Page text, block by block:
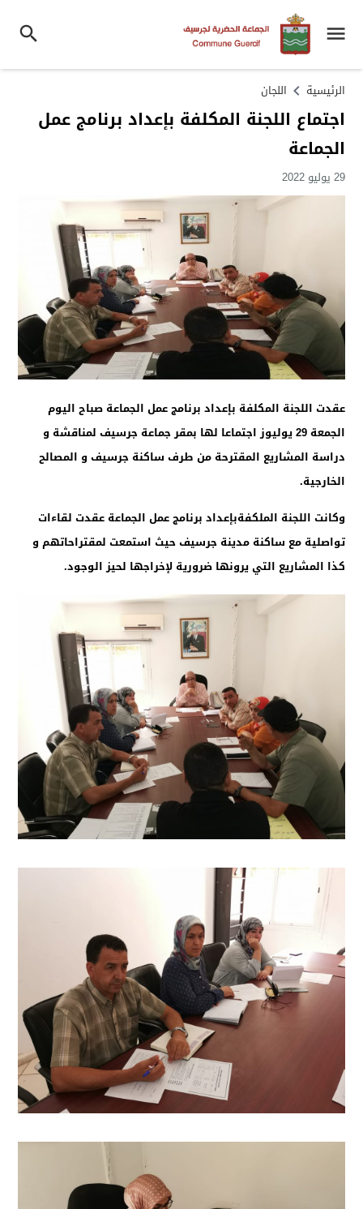
الرئيسية اللجان
اجتماع اللجنة المكلفة بإعداد برنامج عمل
الجماعة
29 يوليو 2022
عقدت اللجنة المكلفة بإعداد برنامج عمل الجماعة صباح اليوم
الجمعة 29 يوليوز اجتماعا لها بمقر جماعة جرسيف لمناقشة و
دراسة المشاريع المقترحة من طرف ساكنة جرسيف و المصالح
الخارجية.
وكانت اللجنة الملكفةبإعداد برنامج عمل الجماعة عقدت لقاءات
تواصلية مع ساكنة مدينة جرسيف حيث استمعت لمقتراحاتهم و
كذا المشاريع التي يرونها ضرورية لإخراجها لحيز الوجود.